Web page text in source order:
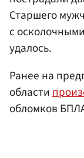
Старшего
с
удалось.
Ранее на
области
обломков